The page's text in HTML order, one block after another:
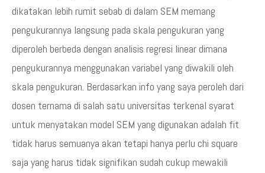
dikatakan lebih rumit sebab di dalam SEM memang
pengukurannya langsung pada skala pengukuran yang
diperoleh berbeda dengan analisis regresi linear dimana
pengukurannya menggunakan variabel yang diwakili oleh
skala pengukuran. Berdasarkan info yang saya peroleh dari
dosen ternama di salah satu universitas terkenal syarat
untuk menyatakan model SEM yang digunakan adalah fit
tidak harus semuanya akan tetapi hanya perlu chi square
saja yang harus tidak signifikan sudah cukup mewakili